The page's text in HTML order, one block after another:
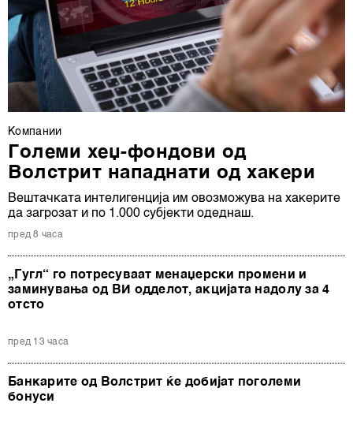
Компании
Големи хеџ-фондови од
Волстрит нападнати од хакери
Вештачката интелигенција им овозможува на хакерите
да загрозат и по 1.000 субјекти одеднаш.
пред 8 часа
„Гугл“ го потресуваат менаџерски промени и
заминувања од ВИ одделот, акцијата надолу за 4
отсто
пред 13 часа
Банкарите од Волстрит ќе добијат поголеми
бонуси